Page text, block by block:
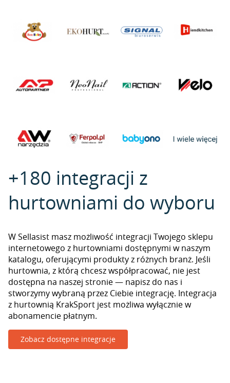
+180 integracji z
hurtowniami do wyboru
W Sellasist masz możliwość integracji Twojego sklepu
internetowego z hurtowniami dostępnymi w naszym
katalogu, oferującymi produkty z różnych branż. Jeśli
hurtownia, z którą chcesz współpracować, nie jest
dostępna na naszej stronie — napisz do nas i
stworzymy wybraną przez Ciebie integrację. Integracja
z hurtownią KrakSport jest możliwa wyłącznie w
abonamencie płatnym.
Zobacz dostępne integracje